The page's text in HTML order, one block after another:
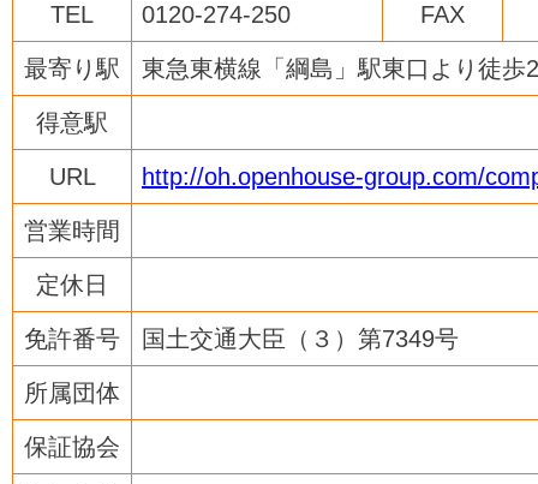
TEL 0120-274-250 FAX
最寄り駅 東急東横線「綱島」駅東口より徒歩
得意駅
URL http://oh.openhouse-group.com/
営業時間
定休日
免許番号 国土交通大臣（３）第7349号
所属団体
保証協会